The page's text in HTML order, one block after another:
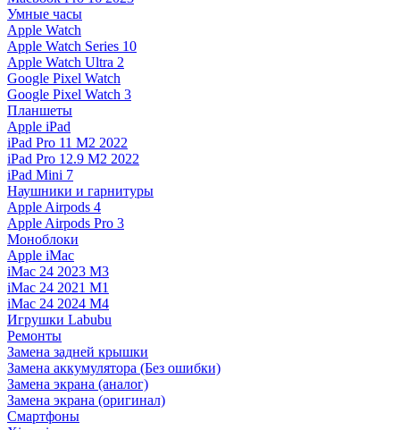
Умные часы
Apple Watch
Apple Watch Series 10
Apple Watch Ultra 2
Google Pixel Watch
Google Pixel Watch 3
Планшеты
Apple iPad
iPad Pro 11 M2 2022
iPad Pro 12.9 M2 2022
iPad Mini 7
Наушники и гарнитуры
Apple Airpods 4
Apple Airpods Pro 3
Моноблоки
Apple iMac
iMac 24 2023 M3
iMac 24 2021 M1
iMac 24 2024 M4
Игрушки Labubu
Ремонты
Замена задней крышки
Замена аккумулятора (Без ошибки)
Замена экрана (аналог)
Замена экрана (оригинал)
Смартфоны